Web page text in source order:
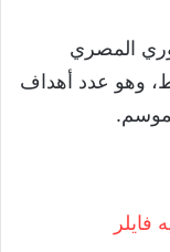
المصري
وهو عدد أهداف
فايلر